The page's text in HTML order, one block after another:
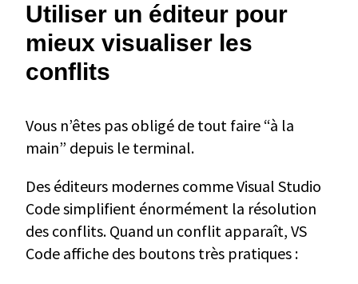
Utiliser un éditeur pour
mieux visualiser les
conflits
Vous n’êtes pas obligé de tout faire “à la
main” depuis le terminal.
Des éditeurs modernes comme Visual Studio
Code simplifient énormément la résolution
des conflits. Quand un conflit apparaît, VS
Code affiche des boutons très pratiques :